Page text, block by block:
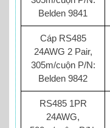
Belden 9841
Cáp RS485
24AWG 2 Pair,
305m/cuộn P/N:
Belden 9842
RS485 1PR
24AWG,